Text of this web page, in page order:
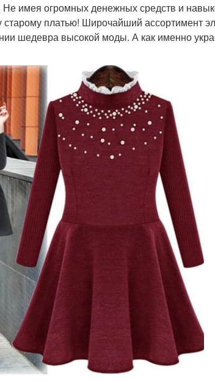
Не имея огромных денежных средств и
платью! Широчайший ассортимент
шедевра высокой моды. А как именно